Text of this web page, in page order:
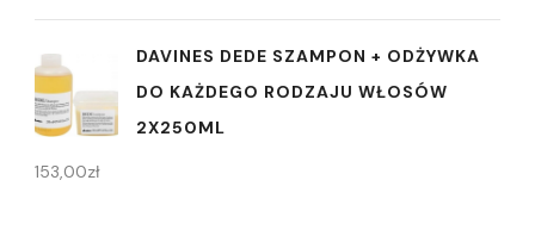
DAVINES DEDE SZAMPON + ODŻYWKA
DO KAŻDEGO RODZAJU WŁOSÓW
2X250ML
153,00zł